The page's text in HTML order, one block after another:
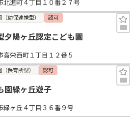
北進町４丁目１０番２７号
幼保連携型） 認可
夕陽ヶ丘認定こども園
高栄西町１丁目１２番５
保育所型） 認可
園緑ヶ丘遊子
緑ヶ丘４丁目３６番９号